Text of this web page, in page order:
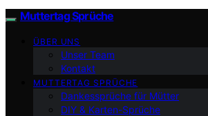
Muttertag Sprüche
ÜBER UNS
Unser Team
Kontakt
MUTTERTAG SPRÜCHE
Dankessprüche für Mütter
DIY & Karten-Sprüche